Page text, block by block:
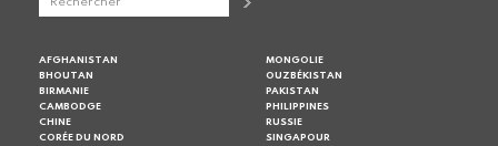
AFGHANISTAN
BHOUTAN
BIRMANIE
CAMBODGE
CHINE
CORÉE DU NORD
MONGOLIE
OUZBÉKISTAN
PAKISTAN
PHILIPPINES
RUSSIE
SINGAPOUR